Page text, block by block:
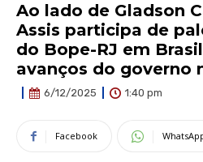
Ao lado de Gladson
Assis participa de
do Bope-RJ em
avanços do governo
6/12/2025 1:40 pm
Facebook